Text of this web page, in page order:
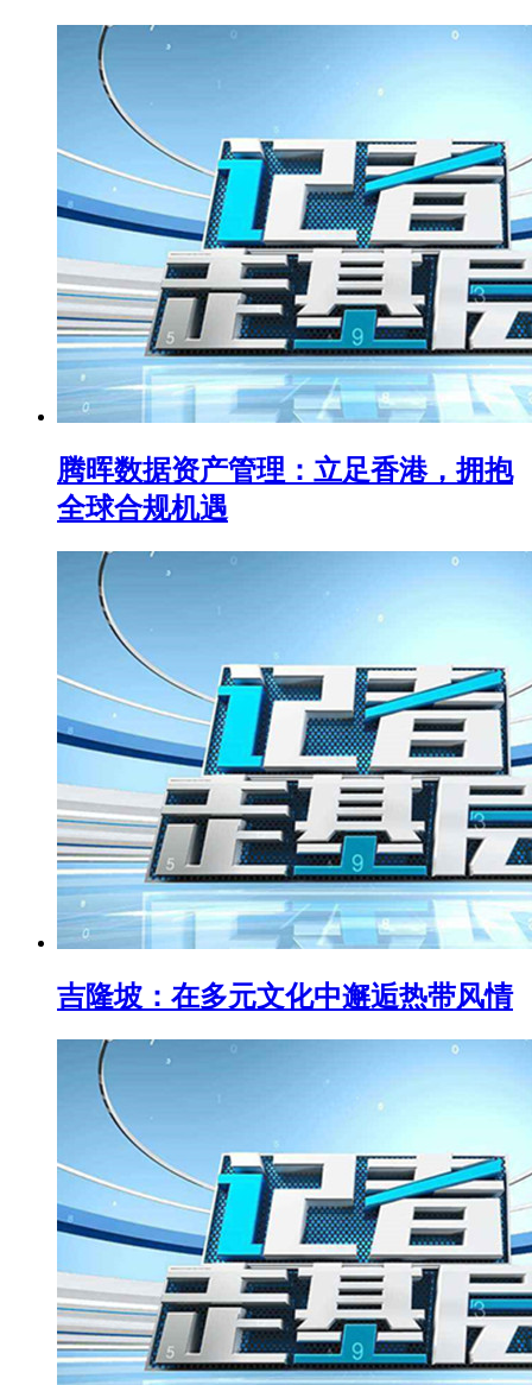
腾晖数据资产管理：立足香港，拥抱
全球合规机遇
吉隆坡：在多元文化中邂逅热带风情